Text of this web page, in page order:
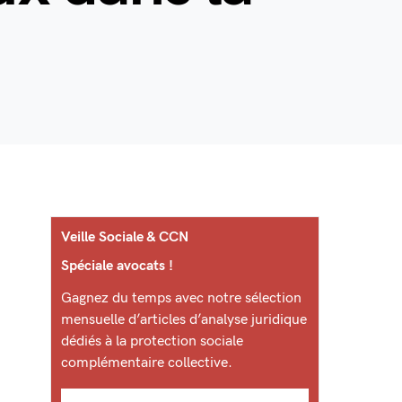
Veille Sociale & CCN
Spéciale avocats !
Gagnez du temps avec notre sélection
mensuelle d’articles d’analyse juridique
dédiés à la protection sociale
complémentaire collective.